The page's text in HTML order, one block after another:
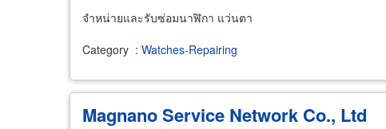
จำหน่ายและรับซ่อมนาฬิกา แว่นตา
Category : Watches-Repairing
Magnano Service Network Co., Ltd